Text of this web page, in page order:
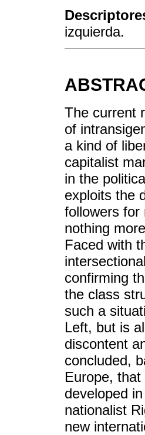
izquierda.
The current
of
a kind of
capitalist
in the
exploits the
followers for
nothing
Faced with
confirming
the class
such a
Left, but is
discontent
concluded,
Europe,
developed
nationalist
new